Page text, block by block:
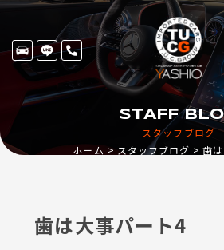
スタッフブログ
STAFF
ホーム スタッフブログ 歯
歯は大事パート4